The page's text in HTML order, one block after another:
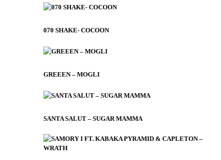
070 SHAKE- COCOON
GREEEN – MOGLI
SANTA SALUT – SUGAR MAMMA